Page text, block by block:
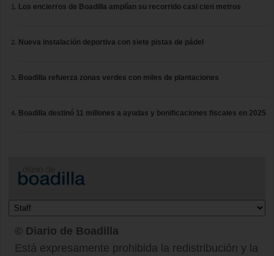
Los encierros de Boadilla amplían su recorrido casi cien metros
Nueva instalación deportiva con siete pistas de pádel
Boadilla refuerza zonas verdes con miles de plantaciones
Boadilla destinó 11 millones a ayudas y bonificaciones fiscales en 2025
© Diario de Boadilla
Está expresamente prohibida la redistribución y la